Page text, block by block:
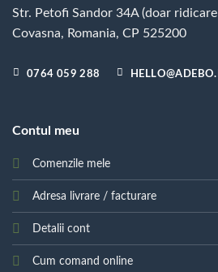
Str. Petofi Sandor 34A (doar
Covasna, Romania, CP 525200
0764 059 288
Contul meu
Comenzile mele
Adresa livrare / facturare
Detalii cont
Cum comand online